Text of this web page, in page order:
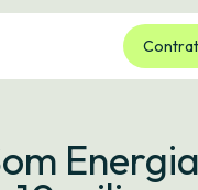
Energia